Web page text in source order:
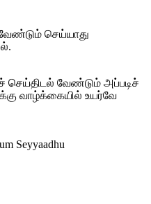
செய்யாது
செய்திடல் வேண்டும் அப்படிச்
வாழ்க்கையில் உயர்வே
Seyyaadhu